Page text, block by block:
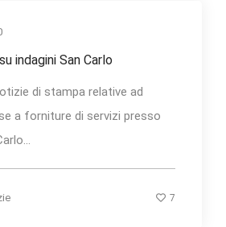
indagini San Carlo
di stampa relative ad
a forniture di servizi presso
7